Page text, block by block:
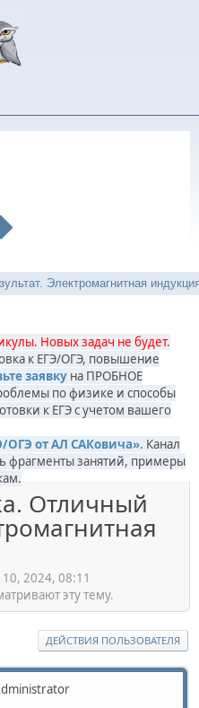
Электромагнитная
Новых задач не будет.
к ЕГЭ/ОГЭ, повышение
заявку на ПРОБНОЕ
по физике и способы
к ЕГЭ с учетом вашего
ОГЭ от АЛ САКовича». Канал
фрагменты занятий, примеры
Отличный
2024, 08:11
эту тему.
ДЕЙСТВИЯ ПОЛЬЗОВАТЕЛЯ